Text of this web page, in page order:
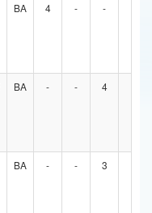
BA 4 - -
BA - - 4
BA - - 3